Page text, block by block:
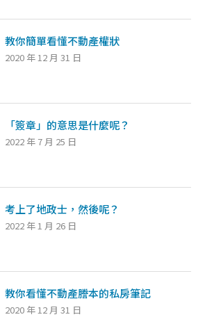
教你簡單看懂不動產權狀
2020 年 12 月 31 日
「簽章」的意思是什麼呢？
2022 年 7 月 25 日
考上了地政士，然後呢？
2022 年 1 月 26 日
教你看懂不動產謄本的私房筆記
2020 年 12 月 31 日